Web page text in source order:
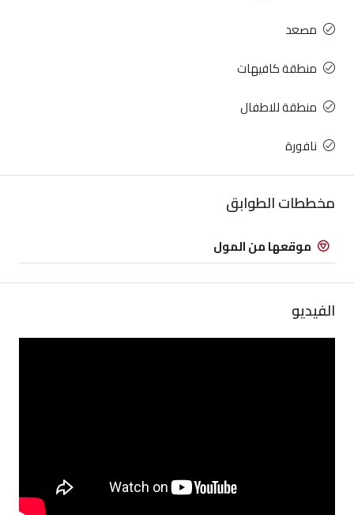
مصعد
منطقة كافيهات
منطقة للاطفال
نافورة
مخططات الطوابق
موقعها من المول
الفيديو